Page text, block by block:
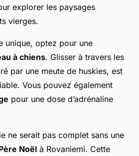
explorer les paysages
vierges.
unique, optez pour une
à chiens. Glisser à travers les
par une meute de huskies, est
Vous pouvez également
pour une dose d’adrénaline
ne serait pas complet sans une
Noël à Rovaniemi. Cette